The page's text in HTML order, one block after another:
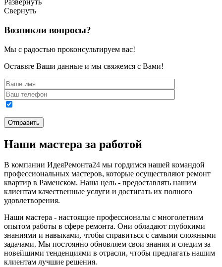
Развернуть
Свернуть
Возникли вопросы?
Мы с радостью проконсультируем вас!
Оставьте Ваши данные и мы свяжемся с Вами!
Наши мастера за работой
В компании ИдеяРемонта24 мы гордимся нашей командой
профессиональных мастеров, которые осуществляют ремонт
квартир в Раменском. Наша цель - предоставлять нашим
клиентам качественные услуги и достигать их полного
удовлетворения.
Наши мастера - настоящие профессионалы с многолетним
опытом работы в сфере ремонта. Они обладают глубокими
знаниями и навыками, чтобы справиться с самыми сложными
задачами. Мы постоянно обновляем свои знания и следим за
новейшими тенденциями в отрасли, чтобы предлагать нашим
клиентам лучшие решения.